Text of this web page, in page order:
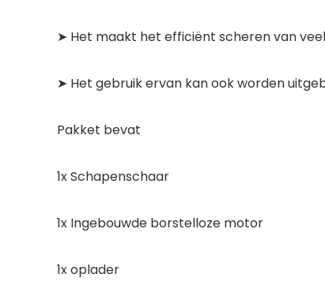
➤ Het maakt het efficiënt scheren van
➤ Het gebruik ervan kan ook worden
Pakket bevat
1x Schapenschaar
1x Ingebouwde borstelloze motor
1x oplader